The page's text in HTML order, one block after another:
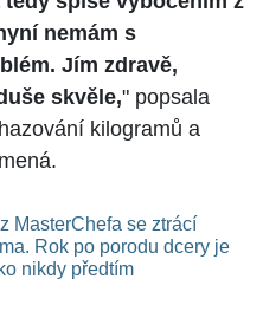
nemám s
Jím zdravě,
skvěle," popsala
kilogramů a
MasterChefa se ztrácí
Rok po porodu dcery je
nikdy předtím